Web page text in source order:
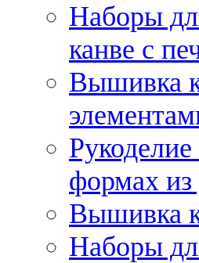
Наборы
канве с
Вышивка
формах из
Вышивка
Наборы